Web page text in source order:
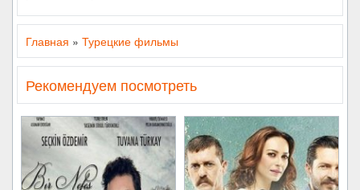
Главная » Турецкие фильмы
Рекомендуем посмотреть